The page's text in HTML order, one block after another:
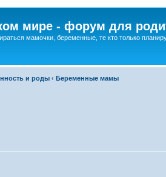
мире - форум для
мамочки, беременные, те кто только
и роды ‹ Беременные мамы